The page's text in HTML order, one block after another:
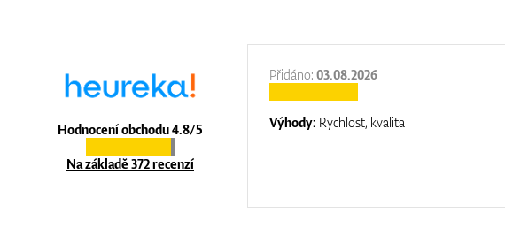
Hodnocení obchodu 4.8/5
Na základě 372 recenzí
Přidáno:03.08.2026
Výhody: Rychlost, kvalita